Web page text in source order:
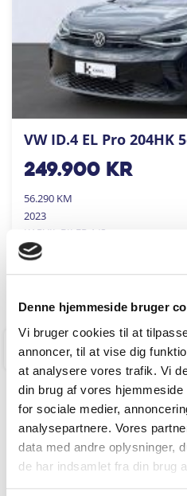
Denne hjemmeside bruger
Vi bruger cookies til at
annoncer, til at vise dig
at analysere vores trafik. Vi
din brug af vores
for sociale medier,
analysepartnere. Vores
data med andre oplysninger,
de har indsamlet fra din brug
VW ID.4 EL Pro 204HK
249.900kr
56.290 KM
2023
KARVIL BILER A/S
RINGKØBING